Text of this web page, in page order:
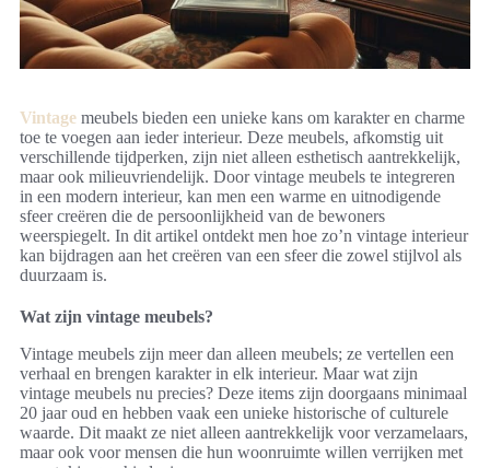
Vintage meubels bieden een unieke kans om karakter en charme
toe te voegen aan ieder interieur. Deze meubels, afkomstig uit
verschillende tijdperken, zijn niet alleen esthetisch aantrekkelijk,
maar ook milieuvriendelijk. Door vintage meubels te integreren
in een modern interieur, kan men een warme en uitnodigende
sfeer creëren die de persoonlijkheid van de bewoners
weerspiegelt. In dit artikel ontdekt men hoe zo’n vintage interieur
kan bijdragen aan het creëren van een sfeer die zowel stijlvol als
duurzaam is.
Wat zijn vintage meubels?
Vintage meubels zijn meer dan alleen meubels; ze vertellen een
verhaal en brengen karakter in elk interieur. Maar wat zijn
vintage meubels nu precies? Deze items zijn doorgaans minimaal
20 jaar oud en hebben vaak een unieke historische of culturele
waarde. Dit maakt ze niet alleen aantrekkelijk voor verzamelaars,
maar ook voor mensen die hun woonruimte willen verrijken met